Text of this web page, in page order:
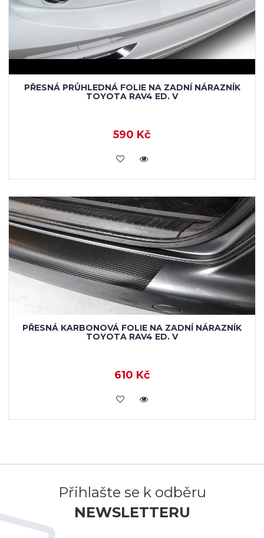
PŘESNÁ PRŮHLEDNÁ FOLIE NA ZADNÍ NÁRAZNÍK
TOYOTA RAV4 ED. V
590 Kč
KOUPIT
PŘESNÁ KARBONOVÁ FOLIE NA ZADNÍ NÁRAZNÍK
TOYOTA RAV4 ED. V
610 Kč
KOUPIT
Přihlašte se k odběru
NEWSLETTERU